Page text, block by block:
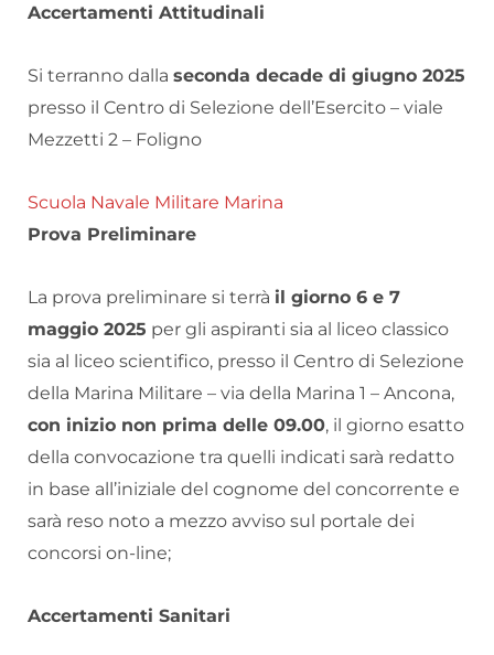
Accertamenti Attitudinali
Si terranno dalla seconda decade di giugno 2025
presso il Centro di Selezione dell’Esercito – viale
Mezzetti 2 – Foligno
Scuola Navale Militare Marina
Prova Preliminare
La prova preliminare si terrà il giorno 6 e 7
maggio 2025 per gli aspiranti sia al liceo classico
sia al liceo scientifico, presso il Centro di Selezione
della Marina Militare – via della Marina 1 – Ancona,
con inizio non prima delle 09.00, il giorno esatto
della convocazione tra quelli indicati sarà redatto
in base all’iniziale del cognome del concorrente e
sarà reso noto a mezzo avviso sul portale dei
concorsi on-line;
Accertamenti Sanitari